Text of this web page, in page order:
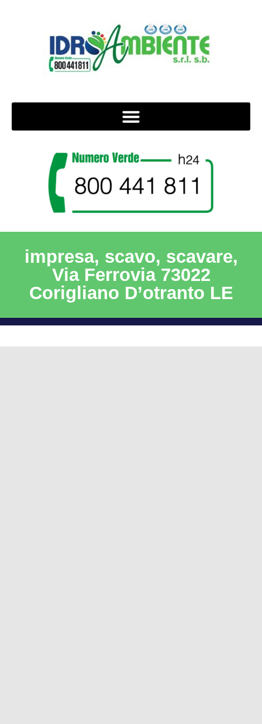
impresa, scavo, scavare,
Via Ferrovia 73022
Corigliano D’otranto LE